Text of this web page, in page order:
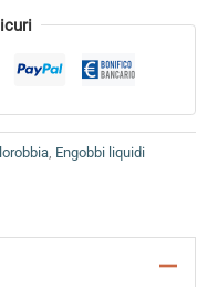
, Engobbi liquidi